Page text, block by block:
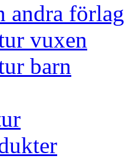
andra förlag
vuxen
barn